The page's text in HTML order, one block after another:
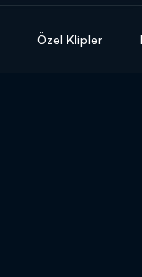
Özel Klipler